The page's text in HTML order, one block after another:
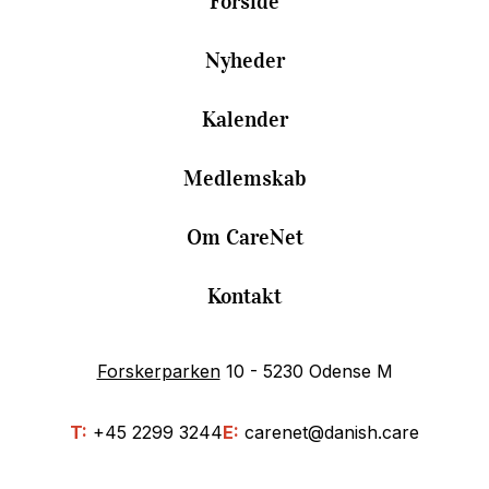
Nyheder
Kalender
Medlemskab
Om CareNet
Kontakt
Forskerparken10 - 5230 Odense M
T: +45 2299 3244E: carenet@danish.care